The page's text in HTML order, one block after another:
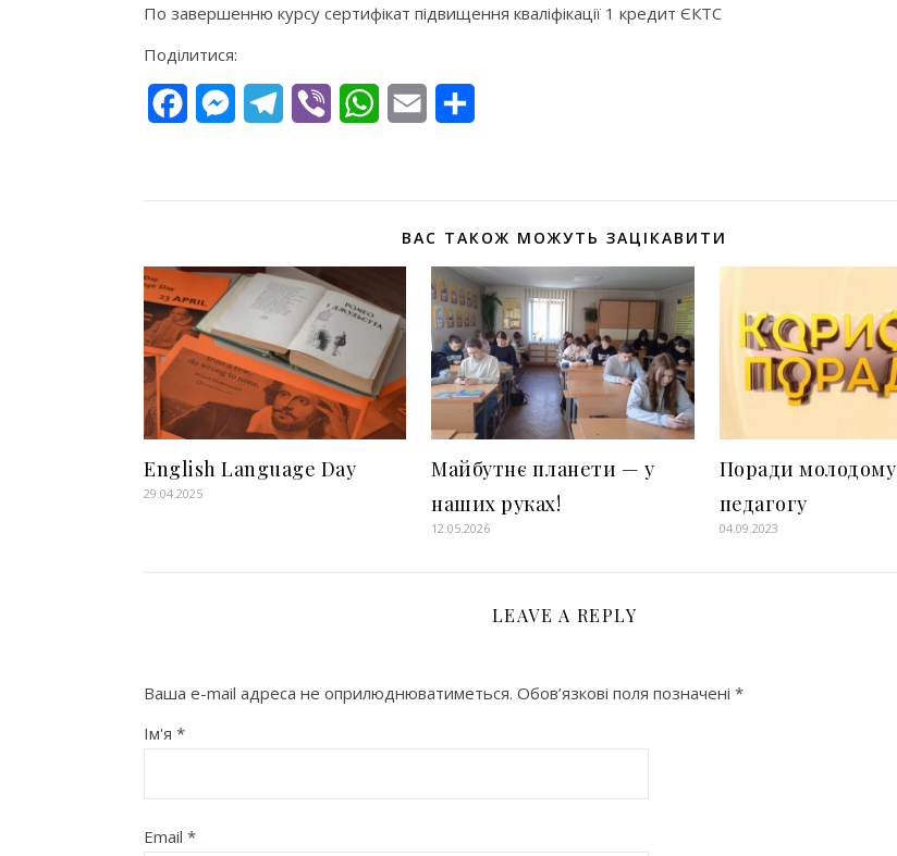
По завершенню курсу сертифікат підвищення кваліфікації 1 кредит ЄКТС
Поділитися:
FacebookMessengerTelegram
Viber WhatsApp
Email
ВАС ТАКОЖ МОЖУТЬ ЗАЦІКАВИТИ
English Language Day
29.04.2025
Майбутнє планети — у
наших руках!
12.05.2026
Поради молодому
педагогу
04.09.2023
LEAVE A REPLY
Ваша e-mail адреса не оприлюднюватиметься. Обов’язкові поля позначені *
Ім'я *
Email *